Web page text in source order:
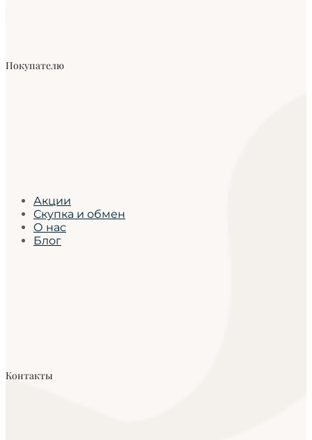
Покупателю
Акции
Скупка и обмен
О нас
Блог
Контакты